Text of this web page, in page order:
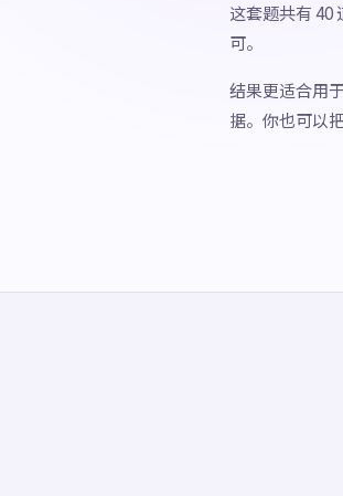
这套题共有 40
可。
结果更适合用
据。你也可以